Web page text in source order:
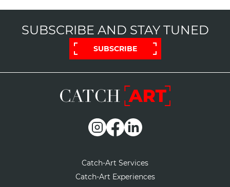
SUBSCRIBE AND STAY TUNED
SUBSCRIBE
Catch-Art Services
Catch-Art Experiences